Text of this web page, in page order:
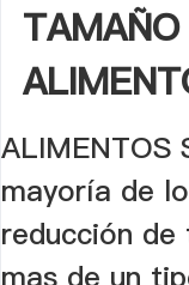
ALIMENTOS
mayoría de
reducción